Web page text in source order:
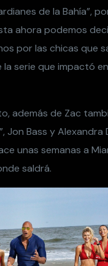
de la Bahía”,
ahora podemos
por las chicas que
serie que impactó
además de Zac
Jon Bass y Alexandra
unas semanas a
saldrá.